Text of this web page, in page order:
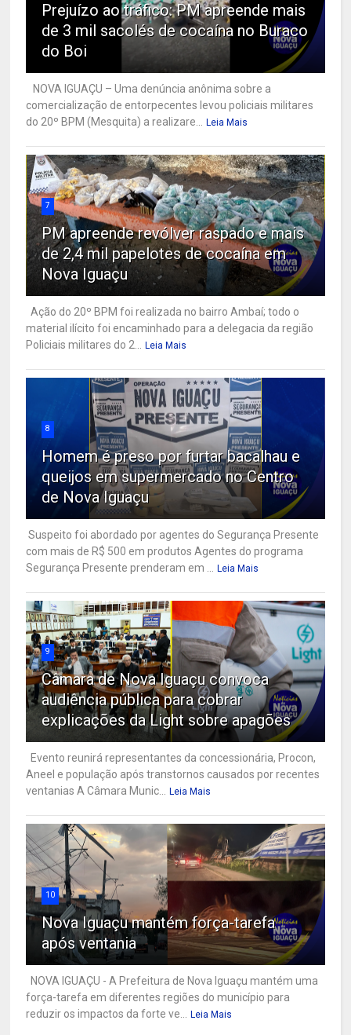
Prejuízo ao tráfico: PM apreende mais
de 3 mil sacolés de cocaína no Buraco
do Boi
NOVA IGUAÇU – Uma denúncia anônima sobre a
comercialização de entorpecentes levou policiais militares
do 20º BPM (Mesquita) a realizare... Leia Mais
7
PM apreende revólver raspado e mais
de 2,4 mil papelotes de cocaína em
Nova Iguaçu
Ação do 20º BPM foi realizada no bairro Ambaí; todo o
material ilícito foi encaminhado para a delegacia da região
Policiais militares do 2... Leia Mais
8
Homem é preso por furtar bacalhau e
queijos em supermercado no Centro
de Nova Iguaçu
Suspeito foi abordado por agentes do Segurança Presente
com mais de R$ 500 em produtos Agentes do programa
Segurança Presente prenderam em ... Leia Mais
9
Câmara de Nova Iguaçu convoca
audiência pública para cobrar
explicações da Light sobre apagões
Evento reunirá representantes da concessionária, Procon,
Aneel e população após transtornos causados por recentes
ventanias A Câmara Munic... Leia Mais
10
Nova Iguaçu mantém força-tarefa
após ventania
NOVA IGUAÇU - A Prefeitura de Nova Iguaçu mantém uma
força-tarefa em diferentes regiões do município para
reduzir os impactos da forte ve... Leia Mais